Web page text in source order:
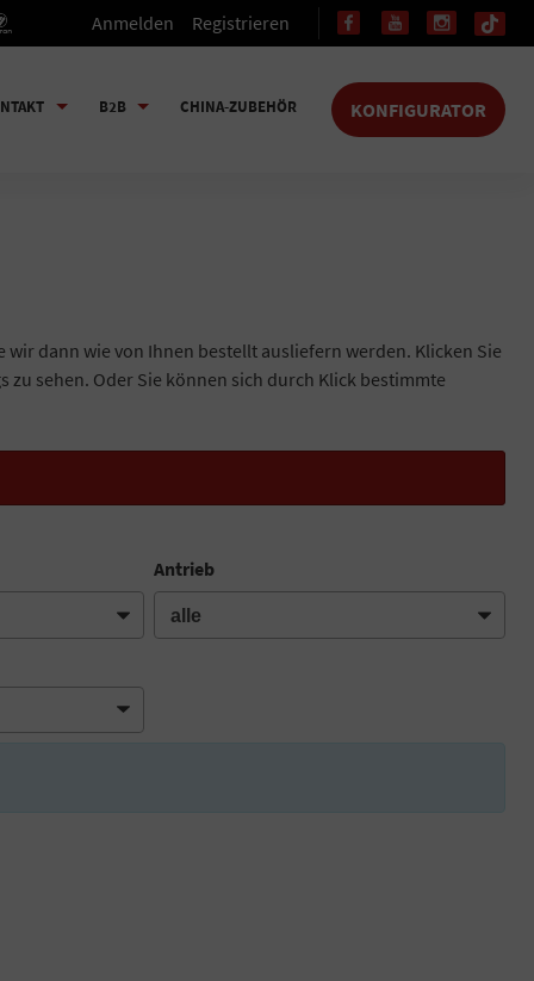
Anmelden Registrieren
B2B CHINA-ZUBEHÖR KONFIGURATOR
dann wie von Ihnen bestellt ausliefern werden. Klicken Sie
zu sehen. Oder Sie können sich durch Klick bestimmte
Antrieb